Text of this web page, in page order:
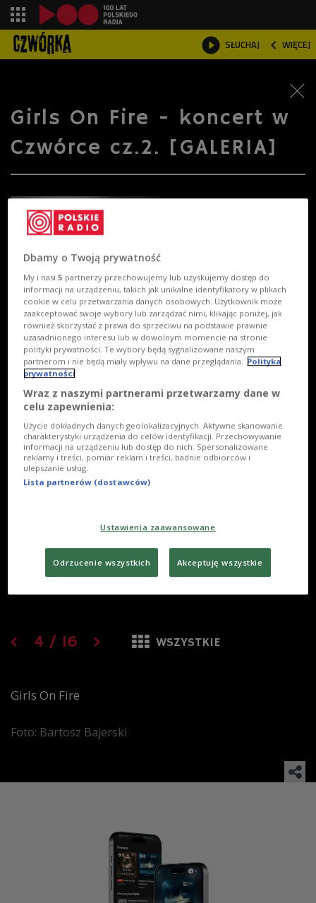
 SŁUCHAJ  WIĘCEJ

Girls On Fire - koncert w
Czwórce cz.2. [GALERIA]
4 / 16 WSZYSTKIE
Girls On Fire
Foto: Bartosz Bajerski
Dbamy o Twoją prywatność
My i nasi5 partnerzy przechowujemy lub uzyskujemy dostęp do
informacji na urządzeniu, takich jak unikalne identyfikatory w plikach
cookie w celu przetwarzania danych osobowych. Użytkownik może
zaakceptować swoje wybory lub zarządzać nimi, klikając poniżej, jak
również skorzystać z prawa do sprzeciwu na podstawie prawnie
uzasadnionego interesu lub w dowolnym momencie na stronie
polityki prywatności. Te wybory będą sygnalizowane naszym
partnerom i nie będą miały wpływu na dane przeglądania. Polityka
prywatności
Wraz z naszymi partnerami przetwarzamy dane w
celu zapewnienia:
Użycie dokładnych danych geolokalizacyjnych. Aktywne skanowanie
charakterystyki urządzenia do celów identyfikacji. Przechowywanie
informacji na urządzeniu lub dostęp do nich. Spersonalizowane
reklamy i treści, pomiar reklam i treści, badnie odbiorców i
ulepszanie usług.
Lista partnerów (dostawców)
Ustawienia zaawansowane
Odrzucenie wszystkich Akceptuję wszystkie